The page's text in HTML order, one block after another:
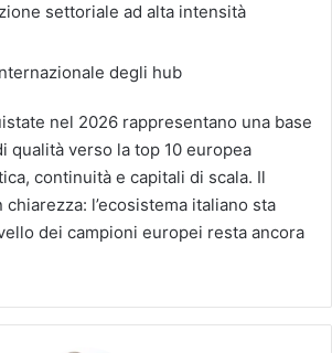
settoriale ad alta intensità
degli hub
nel 2026 rappresentano una base
qualità verso la top 10 europea
continuità e capitali di scala. Il
l’ecosistema italiano sta
dei campioni europei resta ancora